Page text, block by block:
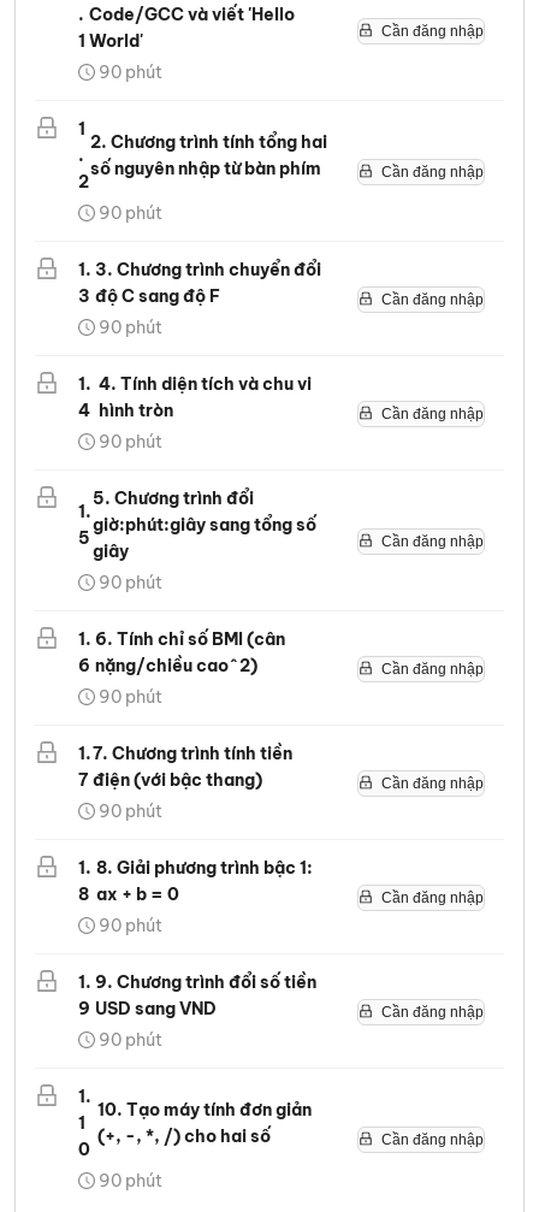
.
1
Code/GCC và viết 'Hello
World'
90 phút
Cần đăng nhập
1
.
2
2. Chương trình tính tổng hai
số nguyên nhập từ bàn phím
90 phút
Cần đăng nhập
1.
3
3. Chương trình chuyển đổi
độ C sang độ F
90 phút
Cần đăng nhập
1.
4
4. Tính diện tích và chu vi
hình tròn
90 phút
Cần đăng nhập
1.
5
5. Chương trình đổi
giờ:phút:giây sang tổng số
giây
90 phút
Cần đăng nhập
1.
6
6. Tính chỉ số BMI (cân
nặng/chiều cao^2)
90 phút
Cần đăng nhập
1.
7
7. Chương trình tính tiền
điện (với bậc thang)
90 phút
Cần đăng nhập
1.
8
8. Giải phương trình bậc 1:
ax + b = 0
90 phút
Cần đăng nhập
1.
9
9. Chương trình đổi số tiền
USD sang VND
90 phút
Cần đăng nhập
1.
1
0
10. Tạo máy tính đơn giản
(+, -, *, /) cho hai số
90 phút
Cần đăng nhập